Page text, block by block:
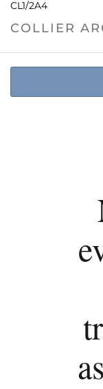
CL1/2A4
COLLIER